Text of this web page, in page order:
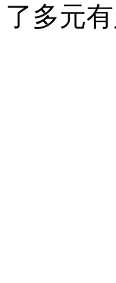
了多元